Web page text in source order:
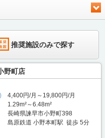
推奨施設のみで探す
野町店
4,400円/月～19,800円/月
1.29m²～6.48m²
長崎県諫早市小野町398
島原鉄道 小野本町駅 徒歩 5分